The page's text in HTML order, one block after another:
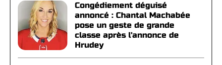
Congédiement déguisé
annoncé : Chantal Machabée
pose un geste de grande
classe après l'annonce de
Hrudey